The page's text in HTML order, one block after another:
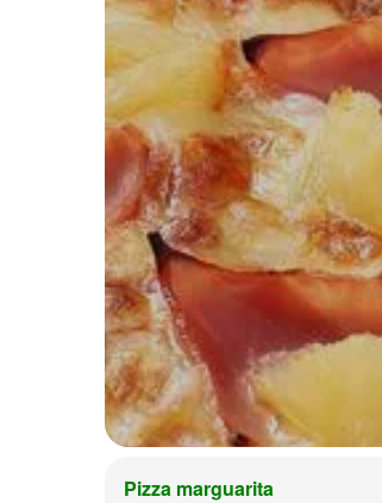
Pizza marguarita